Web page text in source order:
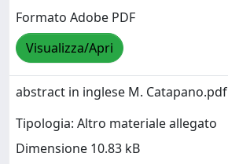
Formato Adobe PDF
Visualizza/Apri
abstract in inglese M. Catapano.pdf
Tipologia: Altro materiale allegato
Dimensione 10.83 kB